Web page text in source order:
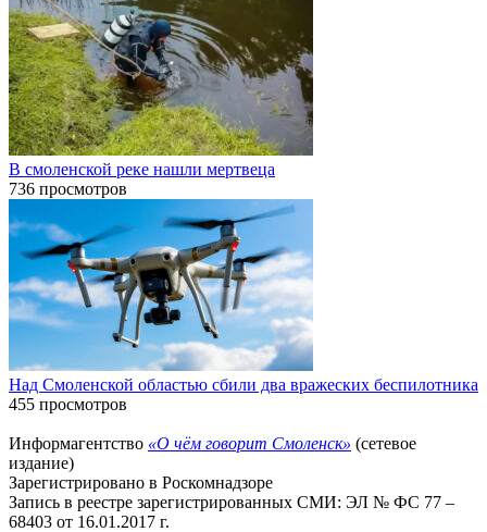
В смоленской реке нашли мертвеца
736 просмотров
Над Смоленской областью сбили два вражеских беспилотника
455 просмотров
Информагентство «О чём говорит Смоленск» (сетевое
издание)
Зарегистрировано в Роскомнадзоре
Запись в реестре зарегистрированных СМИ: ЭЛ № ФС 77 –
68403 от 16.01.2017 г.